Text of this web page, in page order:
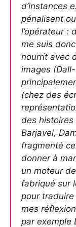
d’instances
pénalisent
l’opérateur :
me suis
nourrit avec
images
(chez des
des
Barjavel,
fragmenté
donner à
un moteur
fabriqué sur
pour
mes
par exemple